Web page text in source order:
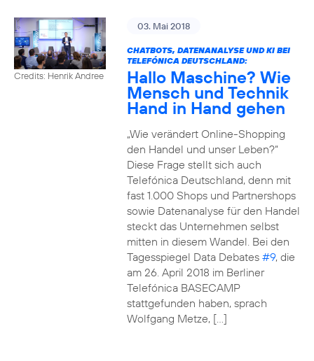
Credits: Henrik Andree
03. Mai 2018
CHATBOTS, DATENANALYSE UND KI BEI
TELEFÓNICA DEUTSCHLAND:
Hallo Maschine? Wie
Mensch und Technik
Hand in Hand gehen
„Wie verändert Online-Shopping
den Handel und unser Leben?“
Diese Frage stellt sich auch
Telefónica Deutschland, denn mit
fast 1.000 Shops und Partnershops
sowie Datenanalyse für den Handel
steckt das Unternehmen selbst
mitten in diesem Wandel. Bei den
Tagesspiegel Data Debates #9, die
am 26. April 2018 im Berliner
Telefónica BASECAMP
stattgefunden haben, sprach
Wolfgang Metze, […]